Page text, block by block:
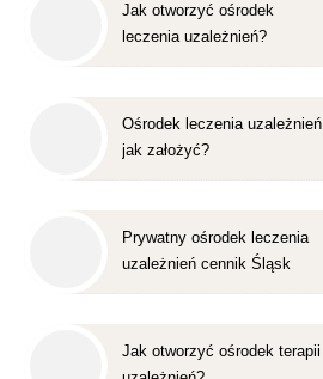
Jak otworzyć ośrodek
leczenia uzależnień?
Ośrodek leczenia uzależnień
jak założyć?
Prywatny ośrodek leczenia
uzależnień cennik Śląsk
Jak otworzyć ośrodek terapii